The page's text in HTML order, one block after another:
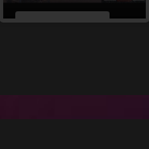
MEHR